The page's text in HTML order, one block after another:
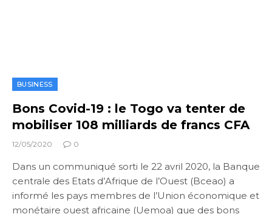
BUSINESS
Bons Covid-19 : le Togo va tenter de
mobiliser 108 milliards de francs CFA
12/05/2020 0
Dans un communiqué sorti le 22 avril 2020, la Banque
centrale des Etats d’Afrique de l’Ouest (Bceao) a
informé les pays membres de l’Union économique et
monétaire ouest africaine (Uemoa) que des bons